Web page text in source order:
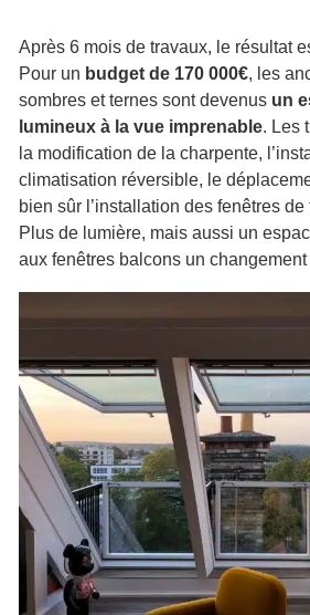
Après 6 mois de travaux, le résultat
Pour un budget de 170 000€, les
sombres et ternes sont devenus un
lumineux à la vue imprenable. Les
la modification de la charpente,
climatisation réversible, le
bien sûr l’installation des fenêtres
Plus de lumière, mais aussi un
aux fenêtres balcons un changement